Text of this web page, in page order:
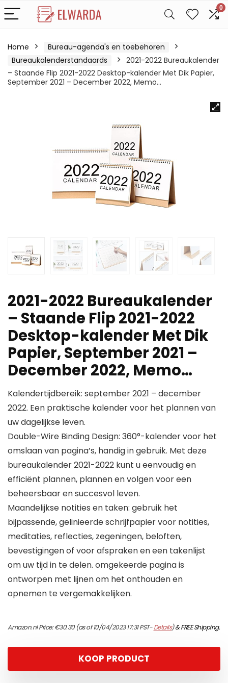
0
Home
Bureau-agenda's en toebehoren
Bureaukalenderstandaards
2021-2022 Bureaukalender
– Staande Flip 2021-2022 Desktop-kalender Met Dik Papier,
September 2021 – December 2022, Memo…
2021-2022 Bureaukalender
– Staande Flip 2021-2022
Desktop-kalender Met Dik
Papier, September 2021 –
December 2022, Memo…
Kalendertijdbereik: september 2021 – december
2022. Een praktische kalender voor het plannen van
uw dagelijkse leven.
Double-Wire Binding Design: 360°-kalender voor het
omslaan van pagina’s, handig in gebruik. Met deze
bureaukalender 2021-2022 kunt u eenvoudig en
efficiënt plannen, plannen en volgen voor een
beheersbaar en succesvol leven.
Maandelijkse notities en taken: gebruik het
bijpassende, gelinieerde schrijfpapier voor notities,
meditaties, reflecties, zegeningen, beloften,
bevestigingen of voor afspraken en een takenlijst
om uw tijd in te delen. omgekeerde pagina is
ontworpen met lijnen om het onthouden en
opnemen te vergemakkelijken.
Amazon.nl Price:€30.30(as of 10/04/2023 17:31 PST-Details)&FREE Shipping.
KOOP PRODUCT